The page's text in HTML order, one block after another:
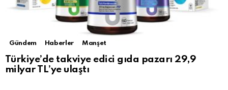
Gündem Haberler Manşet
Türkiye’de takviye edici gıda pazarı 29,9
milyar TL’ye ulaştı